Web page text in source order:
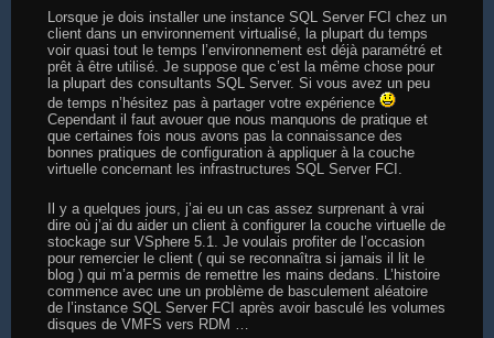
Lorsque je dois installer une instance SQL Server FCI chez un
client dans un environnement virtualisé, la plupart du temps
voir quasi tout le temps l’environnement est déjà paramétré et
prêt à être utilisé. Je suppose que c’est la même chose pour
la plupart des consultants SQL Server. Si vous avez un peu
de temps n’hésitez pas à partager votre expérience
Cependant il faut avouer que nous manquons de pratique et
que certaines fois nous avons pas la connaissance des
bonnes pratiques de configuration à appliquer à la couche
virtuelle concernant les infrastructures SQL Server FCI.
Il y a quelques jours, j’ai eu un cas assez surprenant à vrai
dire où j’ai du aider un client à configurer la couche virtuelle de
stockage sur VSphere 5.1. Je voulais profiter de l’occasion
pour remercier le client ( qui se reconnaîtra si jamais il lit le
blog ) qui m’a permis de remettre les mains dedans. L’histoire
commence avec une un problème de basculement aléatoire
de l’instance SQL Server FCI après avoir basculé les volumes
disques de VMFS vers RDM …